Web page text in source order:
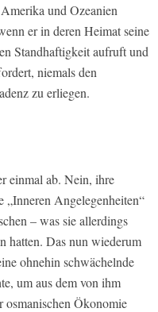
und Ozeanien
er in deren Heimat seine
Standhaftigkeit aufruft und
niemals den
zu erliegen.
einmal ab. Nein, ihre
Angelegenheiten“
– was sie allerdings
hatten. Das nun wiederum
ohnehin schwächelnde
um aus dem von ihm
osmanischen Ökonomie